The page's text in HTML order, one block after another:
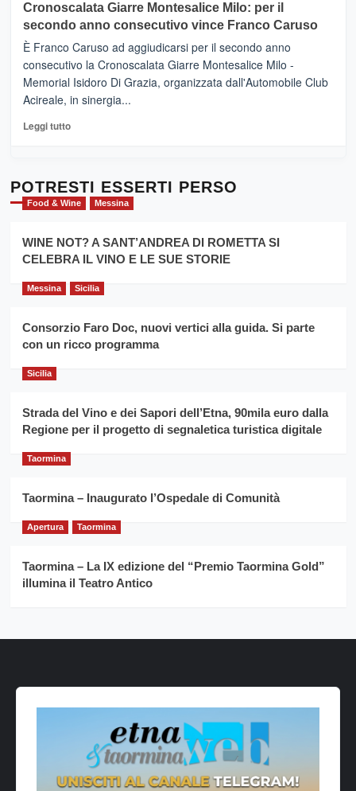
tra
sapori
vicoli
medievali
Mondello
(Palermo)
–
“E
adesso
Pasta
–
Sicilia
l’
evento
per
la
filiera
grano
Cronoscalata Giarre Montesalice Milo: per il
secondo anno consecutivo vince Franco Caruso
È Franco Caruso ad aggiudicarsi per il secondo anno
consecutivo la Cronoscalata Giarre Montesalice Milo -
Memorial Isidoro Di Grazia, organizzata dall'Automobile Club
Acireale, in sinergia...
Leggi tuttoLeggi
Cronoscalata
Giarre
Montesalice
per
il
anno
Franco
Caruso
POTRESTI ESSERTI PERSO
Food & Wine Messina
WINE NOT? A SANT’ANDREA DI ROMETTA SI
CELEBRA IL VINO E LE SUE STORIE
Messina Sicilia
Consorzio Faro Doc, nuovi vertici alla guida. Si parte
con un ricco programma
Sicilia
Strada del Vino e dei Sapori dell’Etna, 90mila euro dalla
Regione per il progetto di segnaletica turistica digitale
Taormina
Taormina – Inaugurato l’Ospedale di Comunità
Apertura Taormina
Taormina – La IX edizione del “Premio Taormina Gold”
illumina il Teatro Antico